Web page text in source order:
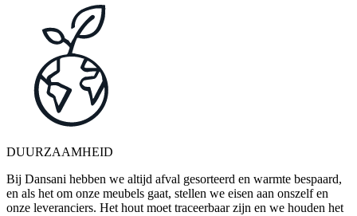
DUURZAAMHEID
Bij Dansani hebben we altijd afval gesorteerd en warmte bespaard,
en als het om onze meubels gaat, stellen we eisen aan onszelf en
onze leveranciers. Het hout moet traceerbaar zijn en we houden het